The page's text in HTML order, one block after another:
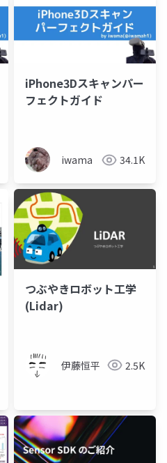
iPhone3Dスキャンパー
フェクトガイド
iwama 34.1K
pointcloud
つぶやきロボット工学
(Lidar)
伊藤恒平 2.5K